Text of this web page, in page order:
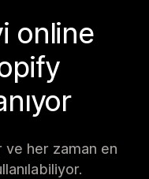
online
ve her zaman en